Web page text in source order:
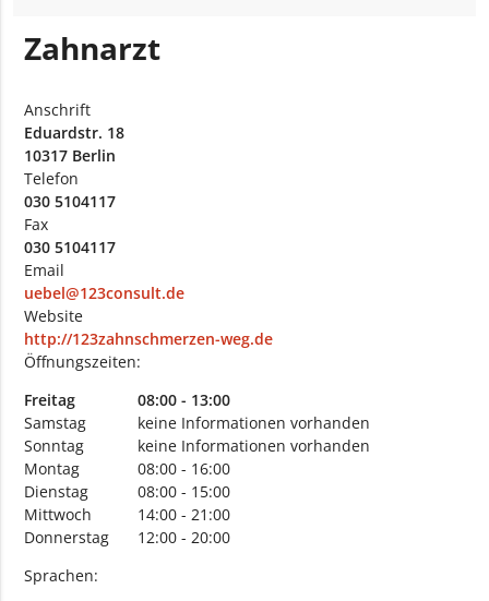
Zahnarzt
Anschrift
Eduardstr. 18
10317 Berlin
Telefon
030 5104117
Fax
030 5104117
Email
uebel@123consult.de
Website
http://123zahnschmerzen-weg.de
Öffnungszeiten:
Freitag
08:00 - 13:00
Samstag
keine Informationen vorhanden
Sonntag
keine Informationen vorhanden
Montag
08:00 - 16:00
Dienstag
08:00 - 15:00
Mittwoch
14:00 - 21:00
Donnerstag
12:00 - 20:00
Sprachen: